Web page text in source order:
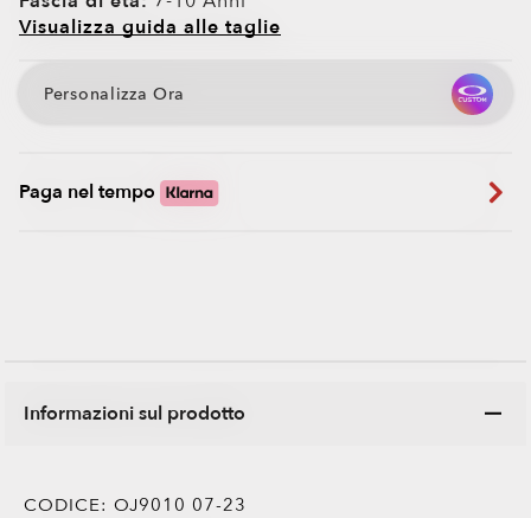
Visualizza guida alle taglie
Personalizza Ora
Paga nel tempo
Informazioni sul prodotto
CODICE: OJ9010 07-23